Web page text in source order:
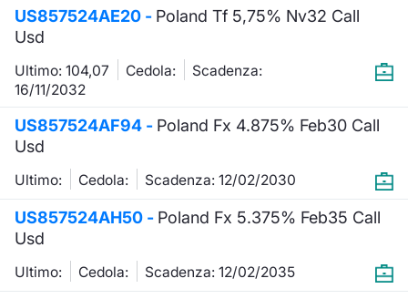
US857524AE20 - Poland Tf 5,75% Nv32 Call
Usd
Ultimo: 104,07 Cedola:
Scadenza:
16/11/2032
US857524AF94 - Poland Fx 4.875% Feb30 Call
Usd
Ultimo: Cedola: Scadenza: 12/02/2030
US857524AH50 - Poland Fx 5.375% Feb35 Call
Usd
Ultimo: Cedola: Scadenza: 12/02/2035